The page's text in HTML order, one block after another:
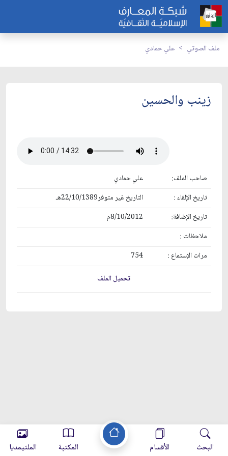
ملف الصوتي علي حمادي
زينب والحسين
صاحب الملف:
علي حمادي
تاريخ الإلقاء :
التاريخ غير متوفر22/10/1389هـ
تاريخ الإضافة:
8/10/2012م
ملاحظات :
مرات الإستماع :
754
تحميل الملف
البحث الأقسام المكتبة الملتيمديا